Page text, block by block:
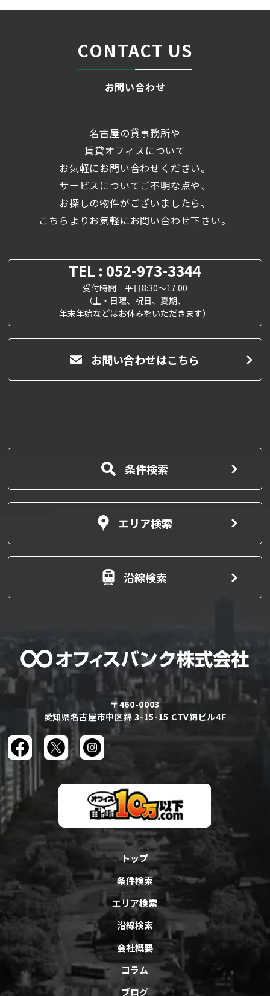
CONTACT US
お問い合わせ
名古屋の貸事務所や
賃貸オフィスについて
お気軽にお問い合わせください。
サービスについてご不明な点や、
お探しの物件がございましたら、
こちらよりお気軽にお問い合わせ下さい。
TEL : 052-973-3344
受付時間 平日8:30～17:00
（土・日曜、祝日、夏期、
年末年始などはお休みをいただきます）
お問い合わせはこちら
条件検索
エリア検索
沿線検索
〒460-0003
愛知県名古屋市中区錦 3-15-15 CTV錦ビル4F
トップ
条件検索
エリア検索
沿線検索
会社概要
コラム
ブログ